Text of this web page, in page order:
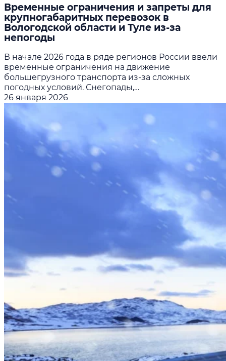
Временные ограничения и запреты для
крупногабаритных перевозок в
Вологодской области и Туле из-за
непогоды
В начале 2026 года в ряде регионов России ввели
временные ограничения на движение
большегрузного транспорта из-за сложных
погодных условий. Снегопады,…
26 января 2026